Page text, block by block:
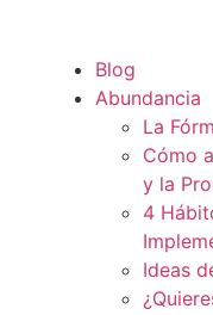
Blog
Abundancia
La
Cómo
y la
4
Ideas